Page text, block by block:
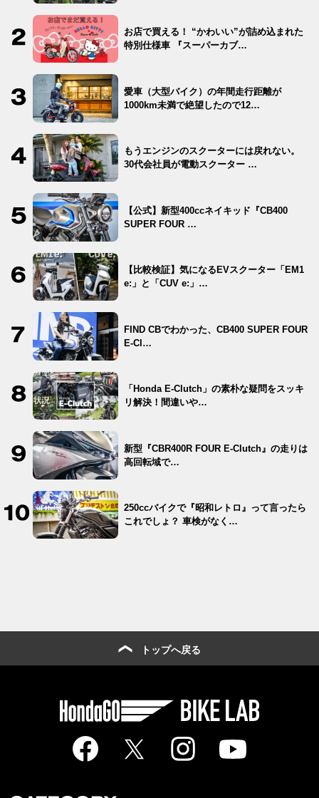
お店で買える！ “かわいい”が詰め込まれた
特別仕様車 『スーパーカブ…
愛車（大型バイク）の年間走行距離が
1000km未満で絶望したので12…
もうエンジンのスクーターには戻れない。
30代会社員が電動スクーター …
【公式】新型400ccネイキッド『CB400
SUPER FOUR …
【比較検証】気になるEVスクーター「EM1
e:」と「CUV e:」…
FIND CBでわかった、CB400 SUPER FOUR
E-Cl…
「Honda E-Clutch」の素朴な疑問をスッキ
リ解決！間違いや…
新型『CBR400R FOUR E-Clutch』の走りは
高回転域で…
250ccバイクで『昭和レトロ』って言ったら
これでしょ？ 車検がなく…
トップへ戻る